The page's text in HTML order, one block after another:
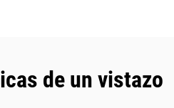
de un vistazo